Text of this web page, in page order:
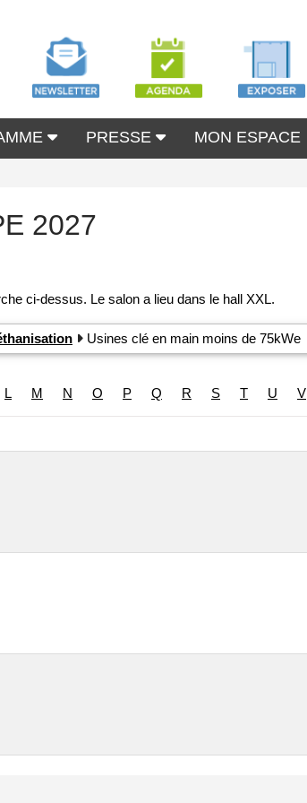
PRESSE MON ESPACE
2027
Usines clé en main moins de 75kWe
L M N O P Q R S T U V